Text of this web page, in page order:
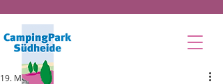
19. Mai 2022